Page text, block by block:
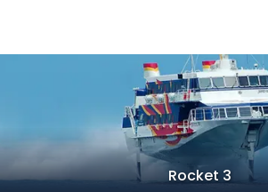
Rocket 3